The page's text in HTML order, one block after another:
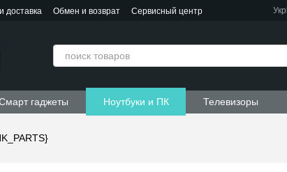
доставка Обмен и возврат
Сервисный центр
Укр
гаджеты Ноутбуки и ПК Телевизоры